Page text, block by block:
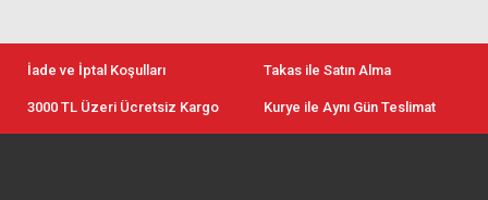
İade ve İptal Koşulları Takas ile Satın Alma
3000 TL Üzeri Ücretsiz Kargo Kurye ile Aynı Gün Teslimat